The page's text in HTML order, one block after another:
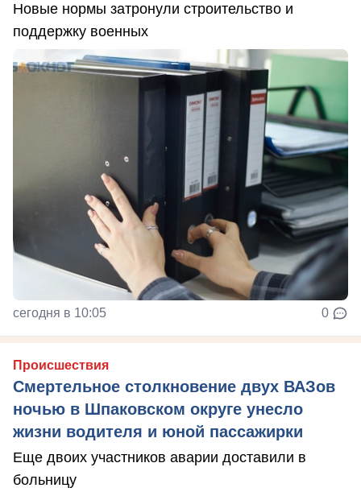
Новые нормы затронули строительство и
поддержку военных
сегодня в 10:05 0
Происшествия
Смертельное столкновение двух ВАЗов
ночью в Шпаковском округе унесло
жизни водителя и юной пассажирки
Еще двоих участников аварии доставили в
больницу